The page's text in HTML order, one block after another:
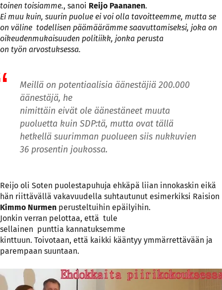
toinen toisiamme., sanoi Reijo Paananen.
Ei muu kuin, suurin puolue ei voi olla tavoitteemme, mutta se
on väline todellisen päämäärämme saavuttamiseksi, joka on
oikeudenmukaisuuden politiikk, jonka perusta
on työn arvostuksessa.
Meillä on potentiaalisia äänestäjiä 200.000
äänestäjä, he
nimittäin eivät ole äänestäneet muuta
puoluetta kuin SDP:tä, mutta ovat tällä
hetkellä suurimman puolueen siis nukkuvien
36 prosentin joukossa.
Reijo oli Soten puolestapuhuja ehkäpä liian innokaskin eikä
hän riittävällä vakavuudella suhtautunut esimerkiksi Raision
Kimmo Nurmen perusteltuihin epäilyihin.
Jonkin verran pelottaa, että tule
sellainen punttia kannatuksemme
kinttuun. Toivotaan, että kaikki kääntyy ymmärrettävään ja
parempaan suuntaan.